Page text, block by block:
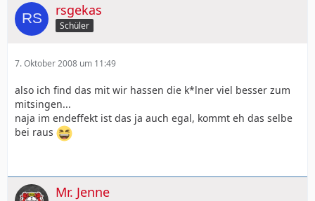
rsgekas
Schüler
7. Oktober 2008 um 11:49
also ich find das mit wir hassen die k*lner viel besser zum
mitsingen...
naja im endeffekt ist das ja auch egal, kommt eh das selbe
bei raus
Mr. Jenne